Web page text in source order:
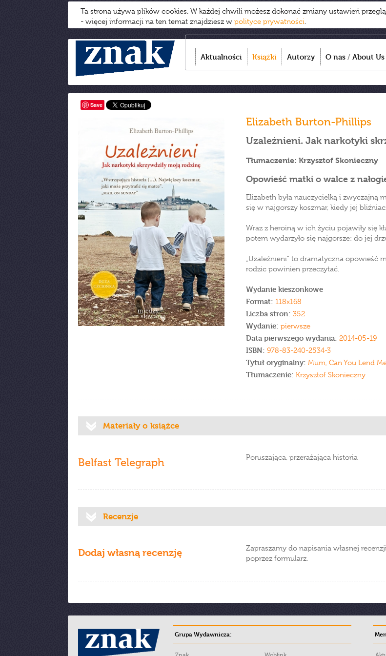
Ta strona używa plików cookies. W każdej chwili możesz dokonać zmiany ustawień
- więcej informacji na ten temat znajdziesz w polityce prywatności.
Aktualności Książki Autorzy O nas / About Us
Save
Elizabeth Burton-Phillips
Uzależnieni. Jak narkotyki
Tłumaczenie: Krzysztof Skonieczny
Opowieść matki o walce z
Elizabeth była nauczycielką i zwyczajną
się w najgorszy koszmar, kiedy jej
Wraz z heroiną w ich życiu pojawiły się
potem wydarzyło się najgorsze: do jej
„Uzależnieni” to dramatyczna opowieść
rodzic powinien przeczytać.
Wydanie kieszonkowe
Format: 118x168
Liczba stron: 352
Wydanie: pierwsze
Data pierwszego wydania: 2014-05-19
ISBN: 978-83-240-2534-3
Tytuł oryginalny: Mum, Can You Lend
Tłumaczenie: Krzysztof Skonieczny
Materiały o książce
Belfast Telegraph Poruszająca, przerażająca historia
Recenzje
Dodaj własną recenzję
Zapraszamy do napisania własnej
poprzez formularz.
Grupa Wydawnicza: